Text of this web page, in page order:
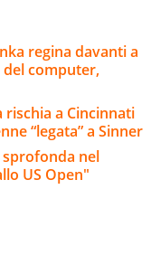
regina davanti a
computer,
rischia a Cincinnati
“legata” a Sinner
sprofonda nel
US Open"